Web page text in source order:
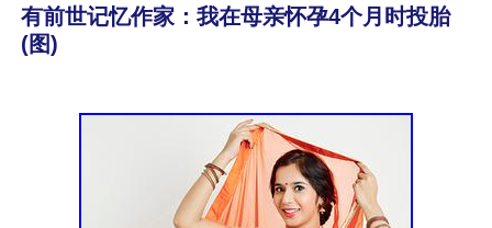
有前世记忆作家：我在母亲怀孕4个月时投胎
(图)